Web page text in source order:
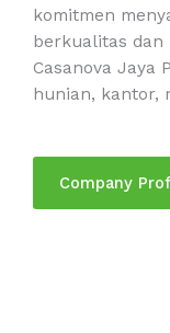
komitmen
berkualitas dan
Casanova Jaya
hunian, kantor,
Company